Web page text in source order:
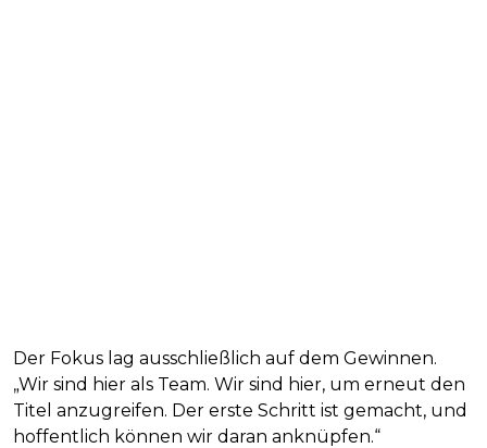
Der Fokus lag ausschließlich auf dem Gewinnen.
„Wir sind hier als Team. Wir sind hier, um erneut den
Titel anzugreifen. Der erste Schritt ist gemacht, und
hoffentlich können wir daran anknüpfen.“